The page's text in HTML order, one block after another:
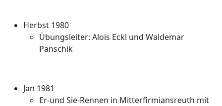
Herbst 1980
Übungsleiter: Alois Eckl und Waldemar
Panschik
Jan 1981
Er-und Sie-Rennen in Mitterfirmiansreuth mit